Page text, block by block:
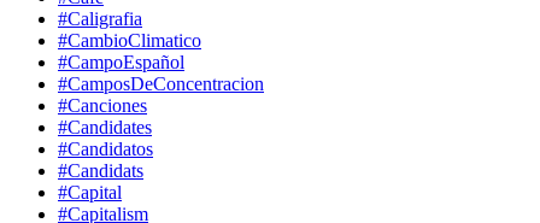
#Caligrafia
#CambioClimatico
#CampoEspañol
#CamposDeConcentracion
#Canciones
#Candidates
#Candidatos
#Candidats
#Capital
#Capitalism